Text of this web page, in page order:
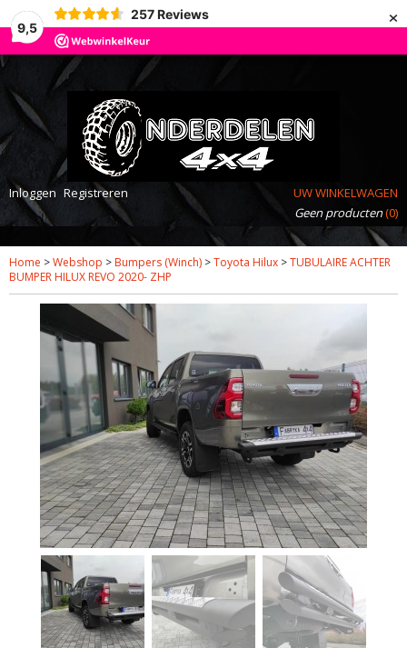
9,5
257 Reviews ×
Inloggen Registreren
UW WINKELWAGEN
Geen producten(0)
Home >Webshop > Bumpers (Winch) >Toyota Hilux >TUBULAIRE ACHTER
BUMPER HILUX REVO 2020- ZHP